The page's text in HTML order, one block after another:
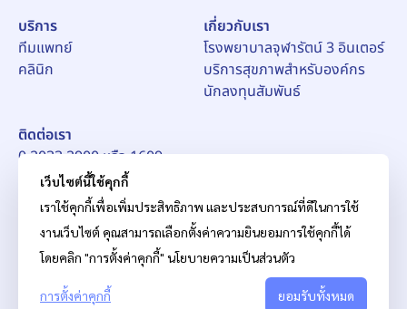
หนึ่งความภาคภูมิใจของโรงพยาบาลจุฬารัตน์ 3 อินเตอร์
และเป็นกำลังสำคัญในการเดินหน้าพัฒนาคุณภาพการ
รักษาอย่างไม่หยุดยั้ง เพื่อส่งมอบบริการทางการแพทย์ที่มี
คุณภาพ ปลอดภัย และสร้างความเชื่อมั่นแก่ผู้รับบริการ
พร้อมยกระดับมาตรฐานการดูแลผู้ป่วยโรคหลอดเลือด
บริการ
ทีมแพทย์
คลินิก
เกี่ยวกับเรา
โรงพยาบาลจุฬารัตน์ 3 อินเตอร์
บริการสุขภาพสำหรับองค์กร
นักลงทุนสัมพันธ์
ติดต่อเรา
0 2033 2900 หรือ 1609
อีเมล์:pr_ch3@chularat.com
© สงวนลิขสิทธิ์ บริษัท โรงพยาบาลจุฬารัตน์ จำกัด (มหาชน)
เว็บไซต์นี้ใช้คุกกี้
เราใช้คุกกี้เพื่อเพิ่มประสิทธิภาพ และประสบการณ์ที่ดีในการใช้
งานเว็บไซต์ คุณสามารถเลือกตั้งค่าความยินยอมการใช้คุกกี้ได้
โดยคลิก "การตั้งค่าคุกกี้" นโยบายความเป็นส่วนตัว
การตั้งค่าคุกกี้ ยอมรับทั้งหมด